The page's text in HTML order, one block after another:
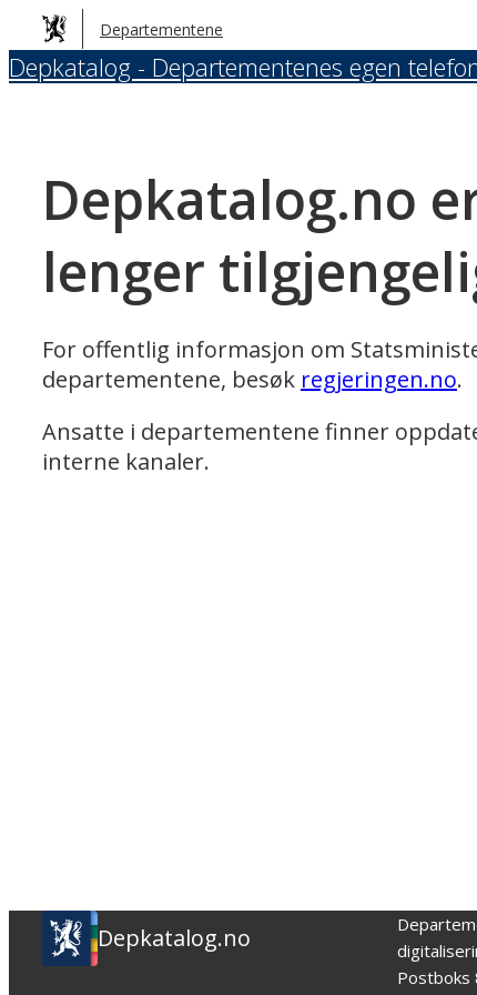
Hopp
til
hovedinnhold
Departementene
Depkatalog - Departementenes egen
Depkatalog.no
lenger
For offentlig informasjon om
departementene, besøk regjeringen.no.
Ansatte i departementene finner
interne kanaler.
Depkatalog.no
Postboks